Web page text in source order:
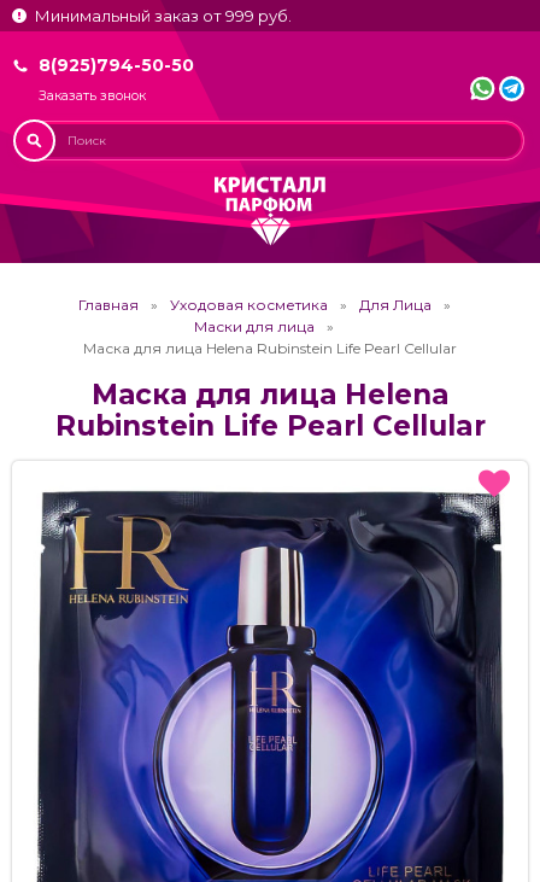
Минимальный заказ от 999 руб.
8(925)794-50-50
Заказать звонок
Главная Уходовая косметика
Для Лица
Маски для лица
Маска для лица Helena Rubinstein Life Pearl Cellular
Маска для лица Helena
Rubinstein Life Pearl Cellular